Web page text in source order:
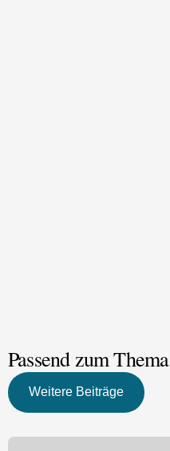
Passend zum Thema
Weitere Beiträge